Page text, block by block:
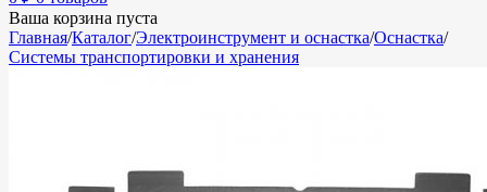
Ваша корзина пуста
Главная/Каталог/Электроинструмент и оснастка/Оснастка/
Системы транспортировки и хранения